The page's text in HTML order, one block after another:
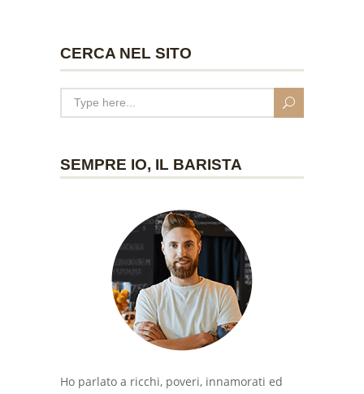
CERCA NEL SITO
SEMPRE IO, IL BARISTA
Ho parlato a ricchi, poveri, innamorati ed